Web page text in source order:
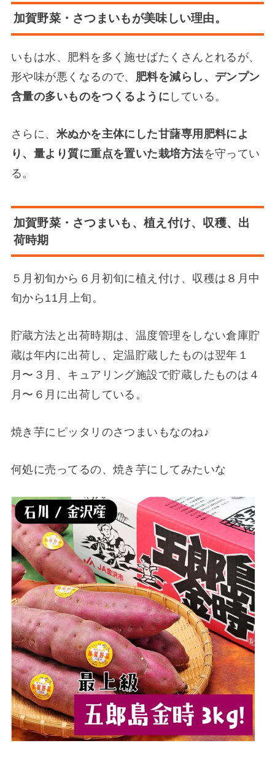
加賀野菜・さつまいもが美味しい理由。
いもは水、肥料を多く施せばたくさんとれるが、
形や味が悪くなるので、 肥料を減らし、デンプン
含量の多いものをつくるように している。
さらに、 米ぬかを主体にした甘藷専用肥料によ
り、量より質に重点を置いた栽培方法を守ってい
る。
加賀野菜・さつまいも、植え付け、収穫、出
荷時期
５月初旬から６月初旬に植え付け、収穫は８月中
旬から11月上旬。
貯蔵方法と出荷時期は、温度管理をしない倉庫貯
蔵は年内に出荷し、定温貯蔵したものは翌年１
月〜３月、キュアリング施設で貯蔵したものは４
月〜６月に出荷している。
焼き芋にピッタリのさつまいもなのね♪
何処に売ってるの、焼き芋にしてみたいな